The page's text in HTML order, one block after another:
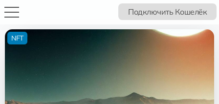
Подключить Кошелёк
NFT